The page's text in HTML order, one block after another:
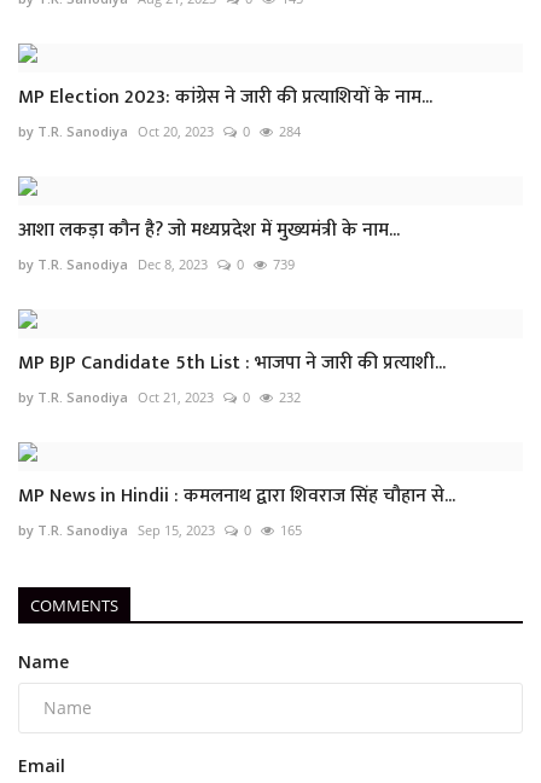
MP Election 2023: कांग्रेस ने जारी की प्रत्याशियों के नाम...
by T.R. Sanodiya Oct 20, 2023 0 284
आशा लकड़ा कौन है? जो मध्यप्रदेश में मुख्यमंत्री के नाम...
by T.R. Sanodiya Dec 8, 2023 0 739
MP BJP Candidate 5th List : भाजपा ने जारी की प्रत्याशी...
by T.R. Sanodiya Oct 21, 2023 0 232
MP News in Hindii : कमलनाथ द्वारा शिवराज सिंह चौहान से...
by T.R. Sanodiya Sep 15, 2023 0 165
COMMENTS
Name
Email